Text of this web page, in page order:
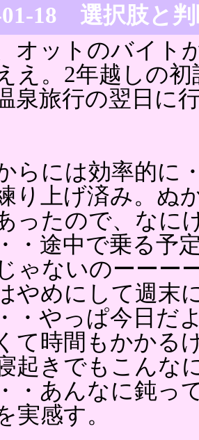
01-18 選択肢と
オットのバイト
え。2年越しの
泉旅行の翌日に
らには効率的に
り上げ済み。ぬ
ったので、なに
・途中で乗る予
ゃないのーーー
やめにして週末
・やっぱ今日だ
て時間もかかる
起きでもこんな
・あんなに鈍っ
実感す。